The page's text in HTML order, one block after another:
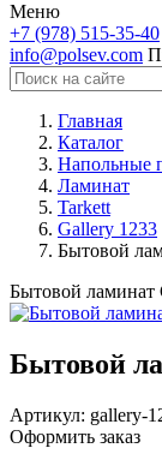
Меню
+7 (978) 515-35-40
info@polsev.com
Главная
Каталог
Напольные
Ламинат
Tarkett
Gallery 1233
Бытовой
Бытовой ламинат
Бытовой
Артикул: gallery-
Оформить заказ